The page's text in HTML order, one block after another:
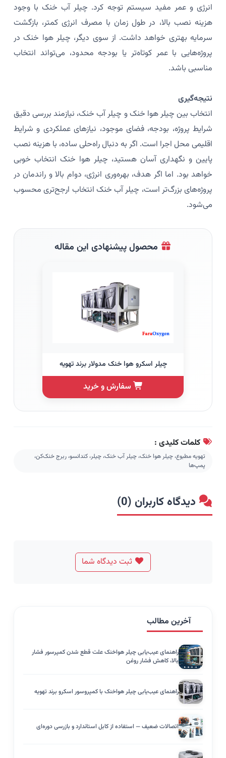
آخرین مطالب
راهنمای عیب‌یابی چیلر هواخنک علت قطع شدن کمپرسور فشار
بالا، کاهش فشار روغن
راهنمای عیب‌یابی چیلر هواخنک با کمپروسور اسکرو برند تهویه
اتصالات ضعیف — استفاده از کابل استاندارد و بازرسی دوره‌ای
انرژی و عمر مفید سیستم توجه کرد. چیلر آب خنک با وجود
هزینه نصب بالا، در طول زمان با مصرف انرژی کمتر، بازگشت
سرمایه بهتری خواهد داشت. از سوی دیگر، چیلر هوا خنک در
پروژه‌هایی با عمر کوتاه‌تر یا بودجه محدود، می‌تواند انتخاب
مناسبی باشد.
نتیجه‌گیری
انتخاب بین چیلر هوا خنک و چیلر آب خنک، نیازمند بررسی دقیق
شرایط پروژه، بودجه، فضای موجود، نیازهای عملکردی و شرایط
اقلیمی محل اجرا است. اگر به دنبال راه‌حلی ساده، با هزینه نصب
پایین و نگهداری آسان هستید، چیلر هوا خنک انتخاب خوبی
خواهد بود. اما اگر هدف، بهره‌وری انرژی، دوام بالا و راندمان در
پروژه‌های بزرگ‌تر است، چیلر آب خنک انتخاب ارجح‌تری محسوب
می‌شود.
محصول پیشنهادی این مقاله
چیلر اسکرو هوا خنک مدولار برند تهویه
سفارش و خرید
کلمات کلیدی :
تهویه مطبوع، چیلر هوا خنک، چیلر آب خنک، چیلر، کندانسو، ربرج خنک‌کن،
پمپ‌ها
دیدگاه کاربران (0)
ثبت دیدگاه شما